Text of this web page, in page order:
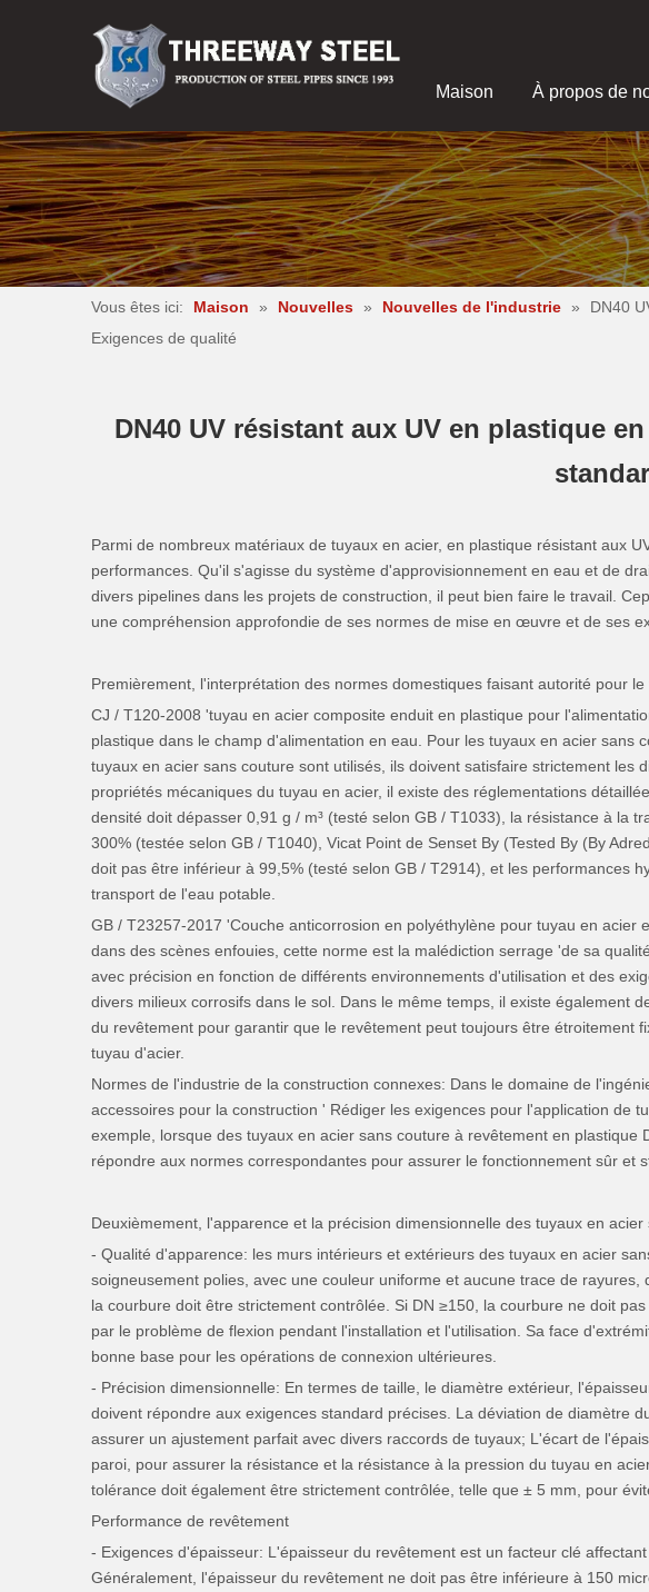
Maison À propos de
Vous êtes ici: Maison » Nouvelles » Nouvelles de l'industrie »
DN40
Exigences de qualité
DN40 UV résistant aux UV en plastique
Parmi de nombreux matériaux de tuyaux en acier, en plastique résistant aux
performances. Qu'il s'agisse du système d'approvisionnement en eau et de
divers pipelines dans les projets de construction, il peut bien faire le travail.
une compréhension approfondie de ses normes de mise en œuvre et de ses
Premièrement, l'interprétation des normes domestiques faisant autorité pour
CJ / T120-2008 'tuyau en acier composite enduit en plastique pour
plastique dans le champ d'alimentation en eau. Pour les tuyaux en acier
tuyaux en acier sans couture sont utilisés, ils doivent satisfaire strictement
propriétés mécaniques du tuyau en acier, il existe des réglementations
densité doit dépasser 0,91 g / m³ (testé selon GB / T1033), la résistance à la
300% (testée selon GB / T1040), Vicat Point de Senset By (Tested By (By
doit pas être inférieur à 99,5% (testé selon GB / T2914), et les performances
transport de l'eau potable.
GB / T23257-2017 'Couche anticorrosion en polyéthylène pour tuyau en
dans des scènes enfouies, cette norme est la malédiction serrage 'de sa
avec précision en fonction de différents environnements d'utilisation et des
divers milieux corrosifs dans le sol. Dans le même temps, il existe également
du revêtement pour garantir que le revêtement peut toujours être
tuyau d'acier.
Normes de l'industrie de la construction connexes: Dans le domaine de
accessoires pour la construction ' Rédiger les exigences pour l'application de
exemple, lorsque des tuyaux en acier sans couture à revêtement en
répondre aux normes correspondantes pour assurer le fonctionnement sûr et
Deuxièmement, l'apparence et la précision dimensionnelle des tuyaux en
- Qualité d'apparence: les murs intérieurs et extérieurs des tuyaux en acier
soigneusement polies, avec une couleur uniforme et aucune trace de
la courbure doit être strictement contrôlée. Si DN ≥150, la courbure ne doit
par le problème de flexion pendant l'installation et l'utilisation. Sa face
bonne base pour les opérations de connexion ultérieures.
- Précision dimensionnelle: En termes de taille, le diamètre extérieur,
doivent répondre aux exigences standard précises. La déviation de diamètre
assurer un ajustement parfait avec divers raccords de tuyaux; L'écart de
paroi, pour assurer la résistance et la résistance à la pression du tuyau en
tolérance doit également être strictement contrôlée, telle que ± 5 mm, pour
Performance de revêtement
- Exigences d'épaisseur: L'épaisseur du revêtement est un facteur clé
Généralement, l'épaisseur du revêtement ne doit pas être inférieure à 150